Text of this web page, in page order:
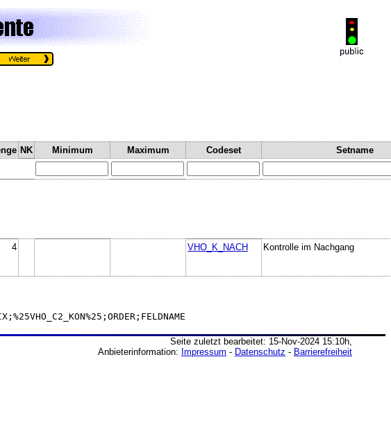
NK Minimum Maximum Codeset Setname
4 VHO_K_NACH Kontrolle im Nachgang
Seite zuletzt bearbeitet: 15-Nov-2024 15:10h,
Anbieterinformation: Impressum - Datenschutz - Barrierefreiheit